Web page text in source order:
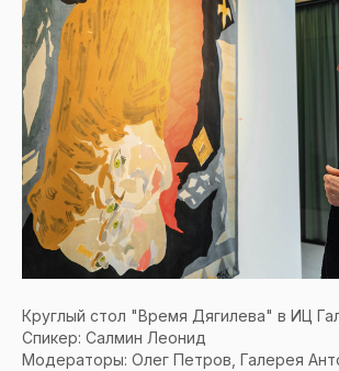
Круглый стол "Время Дягилева" в ИЦ
Спикер: Салмин Леонид
Модераторы: Олег Петров, Галерея